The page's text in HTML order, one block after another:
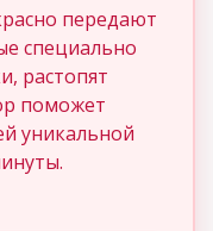
передают
специально
растопят
поможет
уникальной